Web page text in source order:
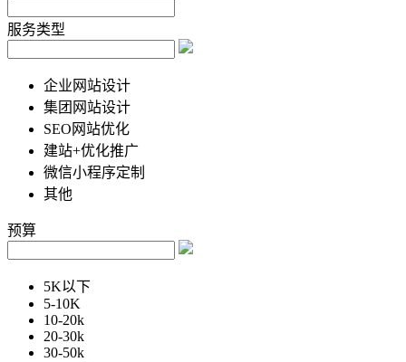
服务类型
企业网站设计
集团网站设计
SEO网站优化
建站+优化推广
微信小程序定制
其他
预算
5K以下
5-10K
10-20k
20-30k
30-50k